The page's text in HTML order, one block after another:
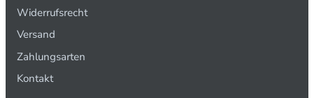
Widerrufsrecht
Versand
Zahlungsarten
Kontakt